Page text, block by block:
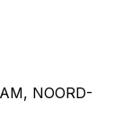
NOORD-